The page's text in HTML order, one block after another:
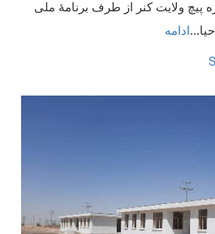
پیچ ولایت کنر از طرف برنامهٔ ملی
...ادامه